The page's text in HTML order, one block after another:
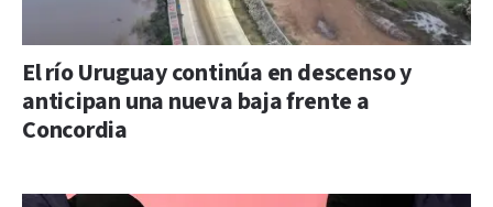
El río Uruguay continúa en descenso y
anticipan una nueva baja frente a
Concordia